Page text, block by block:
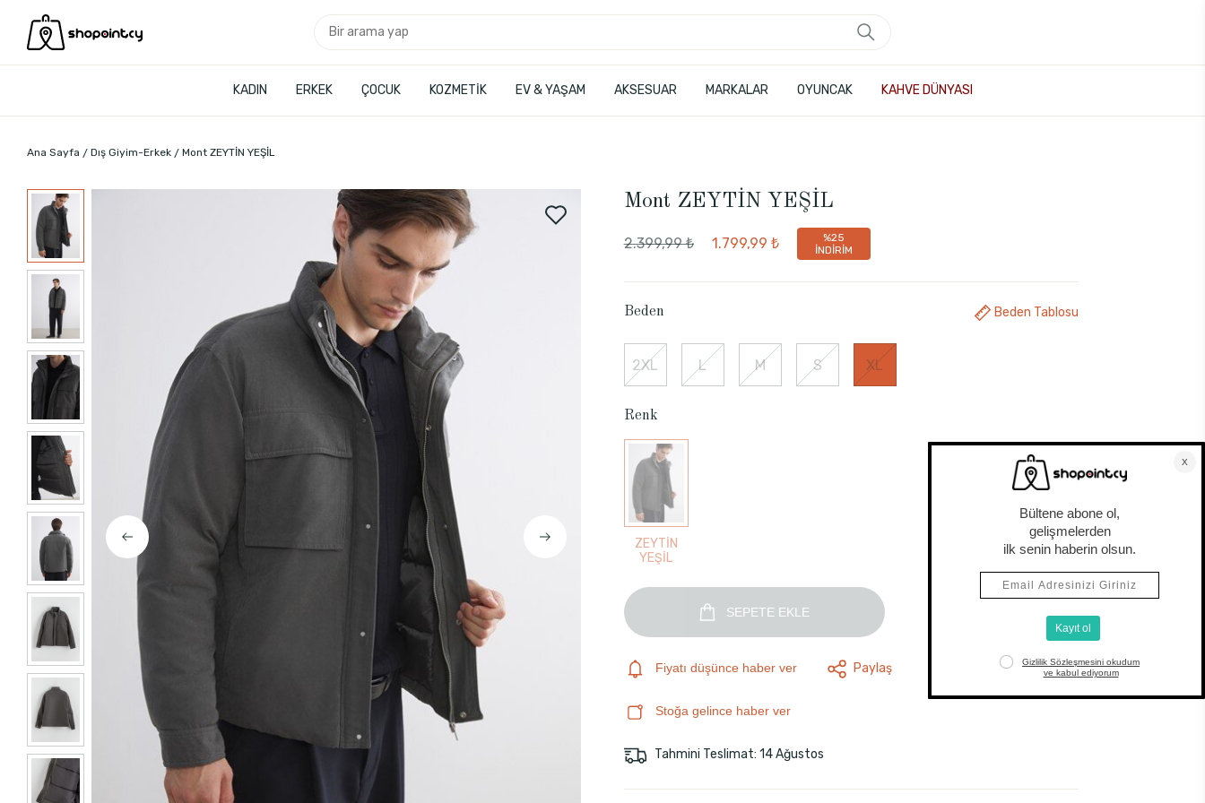
KADIN ERKEK ÇOCUK KOZMETİK EV & YAŞAM AKSESUAR MARKALAR OYUNCAK KAHVE DÜNYASI
Ana Sayfa Dış Giyim-Erkek Mont ZEYTİN YEŞİL
Mont ZEYTİN YEŞİL
2.399,99 ₺ 1.799,99 ₺
%25
İNDİRİM
Beden Beden Tablosu
2XL L M S XL
Renk
ZEYTİN
YEŞİL
SEPETE EKLE
Fiyatı düşünce haber ver Paylaş
Stoğa gelince haber ver
Tahmini Teslimat: 14 Ağustos